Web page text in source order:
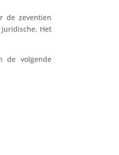
de zeventien
Het
de volgende